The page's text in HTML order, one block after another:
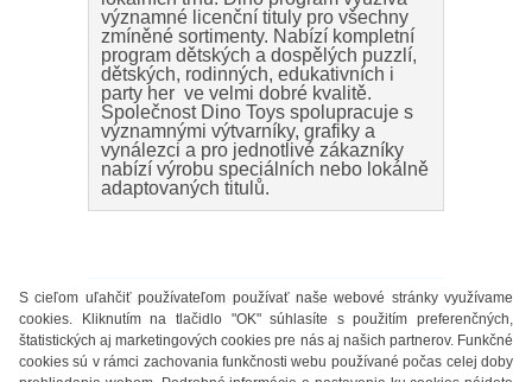
S cieľom uľahčiť používateľom používať naše webové stránky využívame
cookies. Kliknutím na tlačidlo "OK" súhlasíte s použitím preferenčných,
štatistických aj marketingových cookies pre nás aj našich partnerov. Funkčné
cookies sú v rámci zachovania funkčnosti webu používané počas celej doby
významné licenční tituly pro všechny
zmíněné sortimenty. Nabízí kompletní
program dětských a dospělých puzzlí,
dětských, rodinných, edukativních i
party her ve velmi dobré kvalitě.
Společnost Dino Toys spolupracuje s
významnými výtvarníky, grafiky a
vynálezci a pro jednotlivé zákazníky
nabízí výrobu speciálních nebo lokálně
adaptovaných titulů.
Vytvorené systémom www.webareal.sk